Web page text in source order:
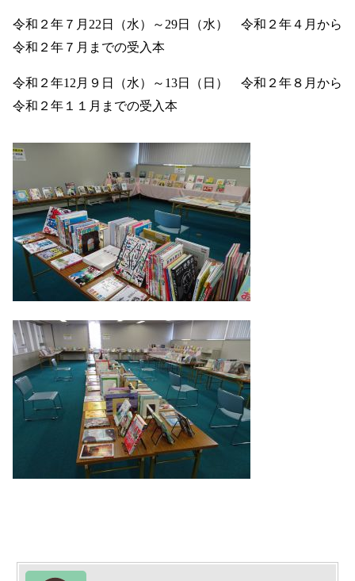
令和２年７月22日（水）～29日（水） 令和２年４月から
令和２年７月までの受入本
令和２年12月９日（水）～13日（日） 令和２年８月から
令和２年１１月までの受入本